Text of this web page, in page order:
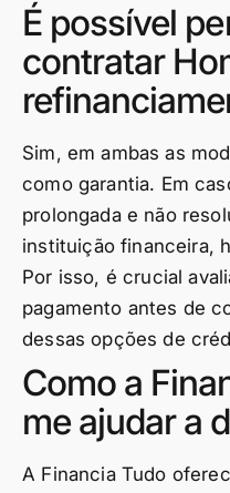
É possível
contratar
Sim, em ambas as
como garantia. Em
prolongada e não
instituição financeira,
Por isso, é crucial
pagamento antes de
dessas opções de
Como a
me ajudar a
A Financia Tudo